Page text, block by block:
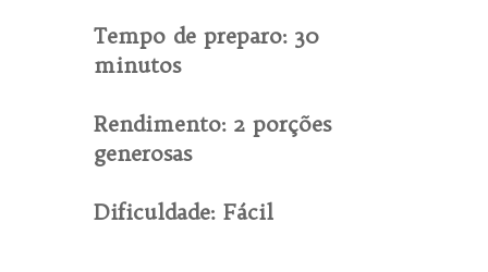
Tempo de preparo: 30
minutos
Rendimento: 2 porções
generosas
Dificuldade: Fácil